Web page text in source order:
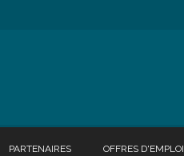
PARTENAIRES OFFRES D'EMPLOI